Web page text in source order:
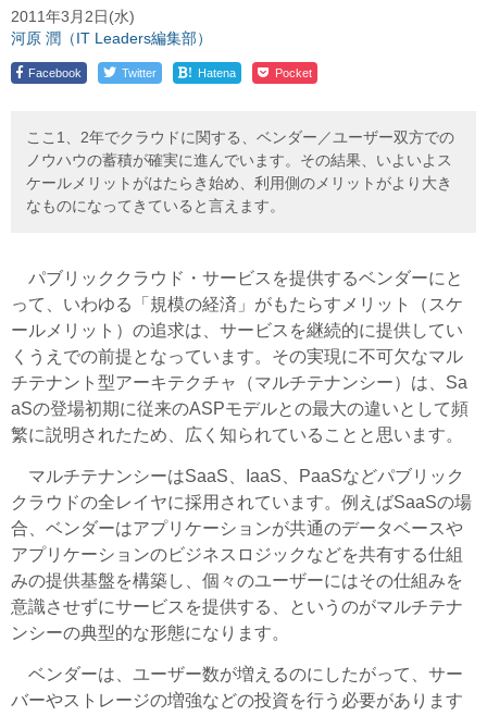
2011年3月2日(水)
河原 潤（IT Leaders編集部）
Facebook Twitter ! Hatena Pocket
ここ1、2年でクラウドに関する、ベンダー／ユーザー双方での
ノウハウの蓄積が確実に進んでいます。その結果、いよいよス
ケールメリットがはたらき始め、利用側のメリットがより大き
なものになってきていると言えます。
パブリッククラウド・サービスを提供するベンダーにと
って、いわゆる「規模の経済」がもたらすメリット（スケ
ールメリット）の追求は、サービスを継続的に提供してい
くうえでの前提となっています。その実現に不可欠なマル
チテナント型アーキテクチャ（マルチテナンシー）は、Sa
aSの登場初期に従来のASPモデルとの最大の違いとして頻
繁に説明されたため、広く知られていることと思います。
マルチテナンシーはSaaS、IaaS、PaaSなどパブリック
クラウドの全レイヤに採用されています。例えばSaaSの場
合、ベンダーはアプリケーションが共通のデータベースや
アプリケーションのビジネスロジックなどを共有する仕組
みの提供基盤を構築し、個々のユーザーにはその仕組みを
意識させずにサービスを提供する、というのがマルチテナ
ンシーの典型的な形態になります。
ベンダーは、ユーザー数が増えるのにしたがって、サー
バーやストレージの増強などの投資を行う必要があります